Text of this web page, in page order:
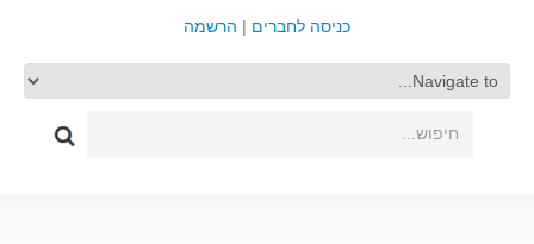
כניסה לחברים | הרשמה